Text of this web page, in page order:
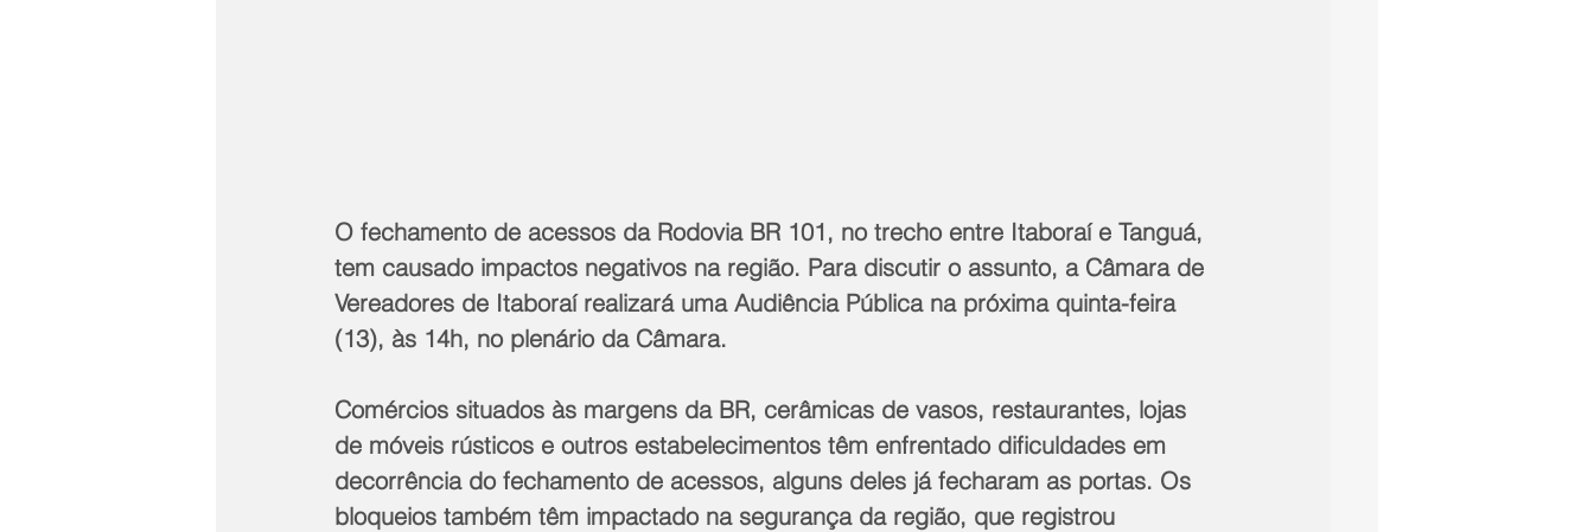
O fechamento de acessos da Rodovia BR 101, no trecho entre Itaboraí e Tanguá,
tem causado impactos negativos na região. Para discutir o assunto, a Câmara de
Vereadores de Itaboraí realizará uma Audiência Pública na próxima quinta-feira
(13), às 14h, no plenário da Câmara.
Comércios situados às margens da BR, cerâmicas de vasos, restaurantes, lojas
de móveis rústicos e outros estabelecimentos têm enfrentado dificuldades em
decorrência do fechamento de acessos, alguns deles já fecharam as portas. Os
bloqueios também têm impactado na segurança da região, que registrou